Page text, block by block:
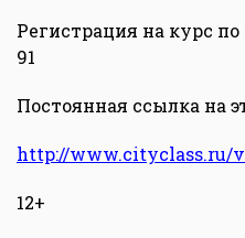
Регистрация на курс по
91
Постоянная ссылка на
http://www.cityclass.ru/
12+